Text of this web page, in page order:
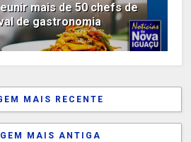
mais de 50 chefs de
de gastronomia
MAIS RECENTE
MAIS ANTIGA